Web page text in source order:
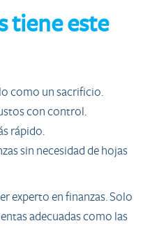
tiene este
como un sacrificio.
con control.
rápido.
sin necesidad de hojas
experto en finanzas. Solo
adecuadas como las